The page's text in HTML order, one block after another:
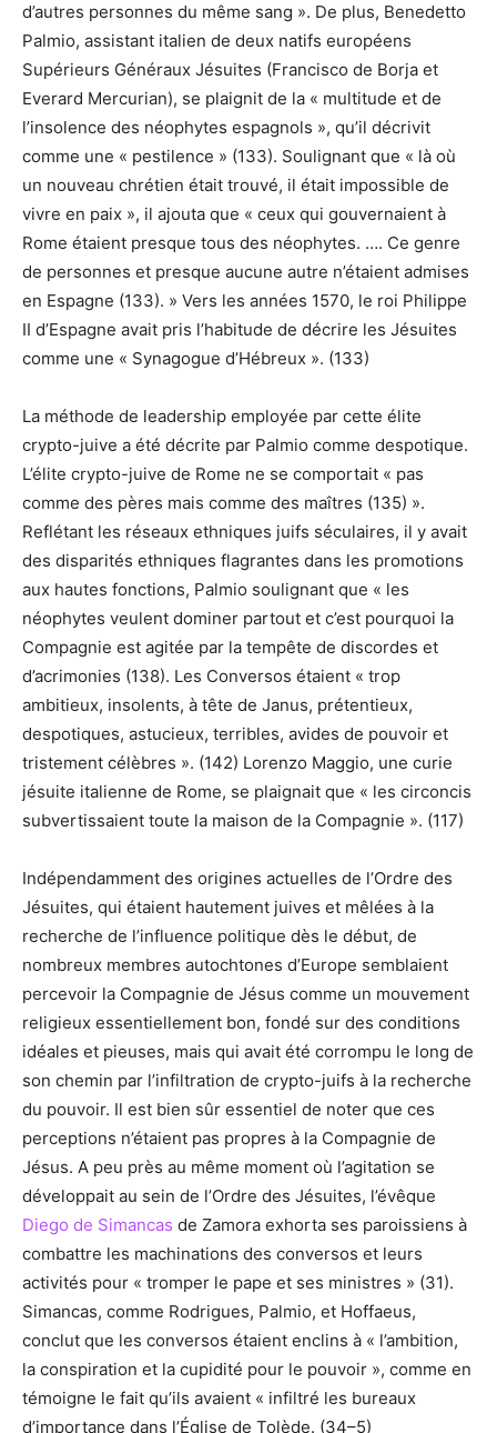
d’autres personnes du même sang ». De plus, Benedetto
Palmio, assistant italien de deux natifs européens
Supérieurs Généraux Jésuites (Francisco de Borja et
Everard Mercurian), se plaignit de la « multitude et de
l’insolence des néophytes espagnols », qu’il décrivit
comme une « pestilence » (133). Soulignant que « là où
un nouveau chrétien était trouvé, il était impossible de
vivre en paix », il ajouta que « ceux qui gouvernaient à
Rome étaient presque tous des néophytes. …. Ce genre
de personnes et presque aucune autre n’étaient admises
en Espagne (133). » Vers les années 1570, le roi Philippe
II d’Espagne avait pris l’habitude de décrire les Jésuites
comme une « Synagogue d’Hébreux ». (133)
La méthode de leadership employée par cette élite
crypto-juive a été décrite par Palmio comme despotique.
L’élite crypto-juive de Rome ne se comportait « pas
comme des pères mais comme des maîtres (135) ».
Reflétant les réseaux ethniques juifs séculaires, il y avait
des disparités ethniques flagrantes dans les promotions
aux hautes fonctions, Palmio soulignant que « les
néophytes veulent dominer partout et c’est pourquoi la
Compagnie est agitée par la tempête de discordes et
d’acrimonies (138). Les Conversos étaient « trop
ambitieux, insolents, à tête de Janus, prétentieux,
despotiques, astucieux, terribles, avides de pouvoir et
tristement célèbres ». (142) Lorenzo Maggio, une curie
jésuite italienne de Rome, se plaignait que « les circoncis
subvertissaient toute la maison de la Compagnie ». (117)
Indépendamment des origines actuelles de l’Ordre des
Jésuites, qui étaient hautement juives et mêlées à la
recherche de l’influence politique dès le début, de
nombreux membres autochtones d’Europe semblaient
percevoir la Compagnie de Jésus comme un mouvement
religieux essentiellement bon, fondé sur des conditions
idéales et pieuses, mais qui avait été corrompu le long de
son chemin par l’infiltration de crypto-juifs à la recherche
du pouvoir. Il est bien sûr essentiel de noter que ces
perceptions n’étaient pas propres à la Compagnie de
Jésus. A peu près au même moment où l’agitation se
développait au sein de l’Ordre des Jésuites, l’évêque
Diego de Simancas de Zamora exhorta ses paroissiens à
combattre les machinations des conversos et leurs
activités pour « tromper le pape et ses ministres » (31).
Simancas, comme Rodrigues, Palmio, et Hoffaeus,
conclut que les conversos étaient enclins à « l’ambition,
la conspiration et la cupidité pour le pouvoir », comme en
témoigne le fait qu’ils avaient « infiltré les bureaux
d’importance dans l’Église de Tolède. (34–5)